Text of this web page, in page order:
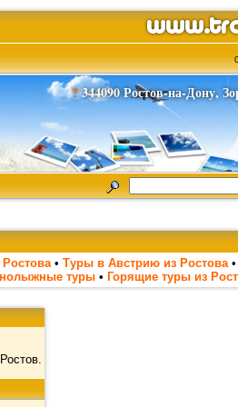
?344090 Ростов-на-Дону,
• Туры в Австрию из Ростова •
туры • Горящие туры из